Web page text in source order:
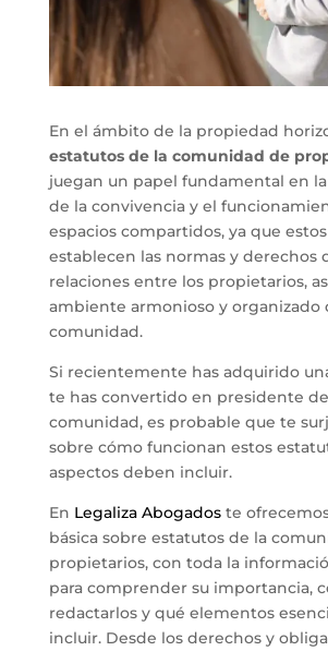
En el ámbito de la propiedad
estatutos de la comunidad de
juegan un papel fundamental en
de la convivencia y el
espacios compartidos, ya que
establecen las normas y derechos
relaciones entre los propietarios,
ambiente armonioso y organizado
comunidad.
Si recientemente has adquirido
te has convertido en presidente
comunidad, es probable que te
sobre cómo funcionan estos
aspectos deben incluir.
En Legaliza Abogadoste
básica sobre estatutos de la
propietarios, con toda la
para comprender su importancia,
redactarlos y qué elementos
incluir. Desde los derechos y